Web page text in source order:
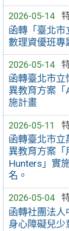
2026-05-14
函轉「臺北
數理資優班專
2026-05-14
函轉臺北市
異教育方案「
施計畫
2026-05-11
函轉臺北市
異教育方案「
Hunters」實
名。
2026-05-04
函轉社團法
身心障礙兒少